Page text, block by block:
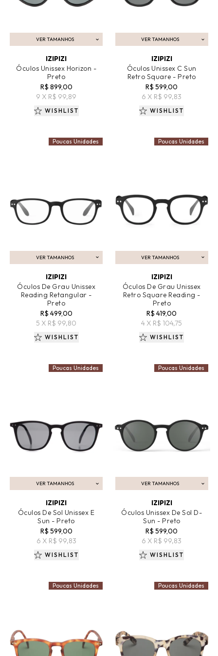
VER TAMANHOS
ADICIONAR AO CARRINHO
IZIPIZI
Óculos Unissex Horizon -
Preto
R$ 899,00
9 X R$ 99,89
WISHLIST
VER TAMANHOS
ADICIONAR AO CARRINHO
IZIPIZI
Óculos Unissex C Sun
Retro Square - Preto
R$ 599,00
6 X R$ 99,83
WISHLIST
VER TAMANHOS
ADICIONAR AO CARRINHO
IZIPIZI
Óculos De Grau Unissex
Reading Retangular -
Preto
R$ 499,00
5 X R$ 99,80
Poucas Unidades
WISHLIST
VER TAMANHOS
ADICIONAR AO CARRINHO
IZIPIZI
Óculos De Grau Unissex
Retro Square Reading -
Preto
R$ 419,00
4 X R$ 104,75
Poucas Unidades
WISHLIST
VER TAMANHOS
ADICIONAR AO CARRINHO
IZIPIZI
Óculos De Sol Unissex E
Sun - Preto
R$ 599,00
6 X R$ 99,83
Poucas Unidades
WISHLIST
VER TAMANHOS
ADICIONAR AO CARRINHO
IZIPIZI
Óculos Unissex De Sol D-
Sun - Preto
R$ 599,00
6 X R$ 99,83
Poucas Unidades
WISHLIST
Poucas Unidades Poucas Unidades